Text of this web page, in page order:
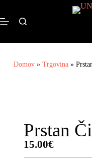
Domov» Trgovina»
Prstan
15.00€